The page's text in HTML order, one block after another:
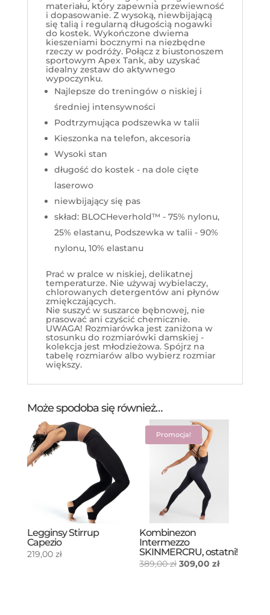
materiału, który zapewnia przewiewność
i dopasowanie. Z wysoką, niewbijającą
się talią i regularną długością nogawki
do kostek. Wykończone dwiema
kieszeniami bocznymi na niezbędne
rzeczy w podróży. Połącz z biustonoszem
sportowym Apex Tank, aby uzyskać
idealny zestaw do aktywnego
wypoczynku.
Najlepsze do treningów o niskiej i
średniej intensywności
Podtrzymująca podszewka w talii
Kieszonka na telefon, akcesoria
Wysoki stan
długość do kostek - na dole cięte
laserowo
niewbijający się pas
skład: BLOCHeverhold™ - 75% nylonu,
25% elastanu, Podszewka w talii - 90%
nylonu, 10% elastanu
Prać w pralce w niskiej, delikatnej
temperaturze. Nie używaj wybielaczy,
chlorowanych detergentów ani płynów
zmiękczających.
Nie suszyć w suszarce bębnowej, nie
prasować ani czyścić chemicznie.
UWAGA! Rozmiarówka jest zaniżona w
stosunku do rozmiarówki damskiej -
kolekcja jest młodzieżowa. Spójrz na
tabelę rozmiarów albo wybierz rozmiar
większy.
Może spodoba się również…
Legginsy Stirrup
Capezio
219,00 zł
Promocja!
Kombinezon
Intermezzo
SKINMERCRU, ostatni!
389,00zł Pierwotna
309,00złAktualna